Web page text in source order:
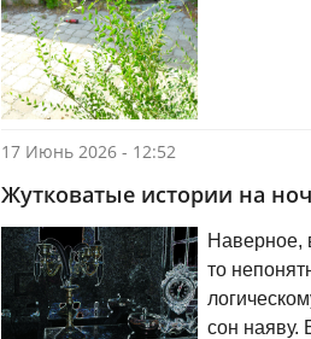
17 Июнь 2026 - 12:52
Жутковатые истории на
Наверное,
то
сон наяву.